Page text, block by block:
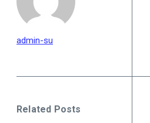
admin-su
Related Posts